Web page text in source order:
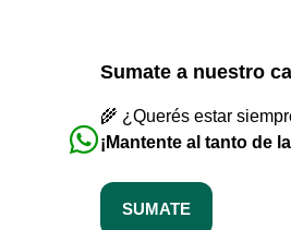
Sumate a nuestro
🌾 ¿Querés estar
¡Mantente al tanto de
SUMATE